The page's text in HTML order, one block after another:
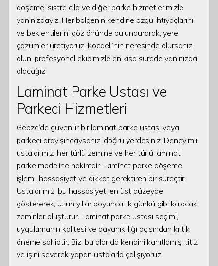
döşeme, sistre cila ve diğer parke hizmetlerimizle
yanınızdayız. Her bölgenin kendine özgü ihtiyaçlarını
ve beklentilerini göz önünde bulundurarak, yerel
çözümler üretiyoruz. Kocaeli’nin neresinde olursanız
olun, profesyonel ekibimizle en kısa sürede yanınızda
olacağız.
Laminat Parke Ustası ve
Parkeci Hizmetleri
Gebze’de güvenilir bir laminat parke ustası veya
parkeci arayışındaysanız, doğru yerdesiniz. Deneyimli
ustalarımız, her türlü zemine ve her türlü laminat
parke modeline hakimdir. Laminat parke döşeme
işlemi, hassasiyet ve dikkat gerektiren bir süreçtir.
Ustalarımız, bu hassasiyeti en üst düzeyde
göstererek, uzun yıllar boyunca ilk günkü gibi kalacak
zeminler oluşturur. Laminat parke ustası seçimi,
uygulamanın kalitesi ve dayanıklılığı açısından kritik
öneme sahiptir. Biz, bu alanda kendini kanıtlamış, titiz
ve işini severek yapan ustalarla çalışıyoruz.